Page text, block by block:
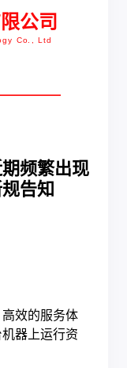
公司
Co., Ltd
期频繁出现
告知
效的服务体
器上运行资